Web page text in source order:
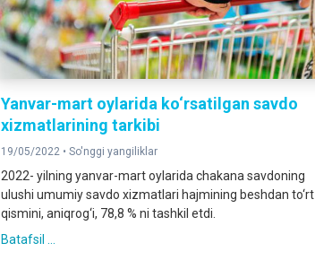
Yanvar-mart oylarida ko‘rsatilgan savdo
xizmatlarining tarkibi
19/05/2022 • So'nggi yangiliklar
2022- yilning yanvar-mart oylarida chakana savdoning
ulushi umumiy savdo xizmatlari hajmining beshdan to‘rt
qismini, aniqrog‘i, 78,8 % ni tashkil etdi.
Batafsil ...